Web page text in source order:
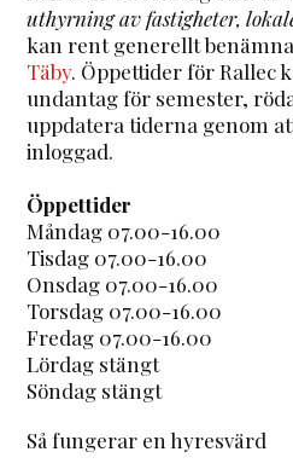
uthyrning av fastigheter,
kan rent generellt
Täby. Öppettider för Rallec
undantag för semester,
uppdatera tiderna genom
inloggad.
Öppettider
Måndag 07.00-16.00
Tisdag 07.00-16.00
Onsdag 07.00-16.00
Torsdag 07.00-16.00
Fredag 07.00-16.00
Lördag stängt
Söndag stängt
Så fungerar en hyresvärd